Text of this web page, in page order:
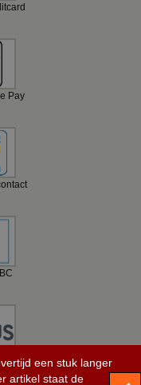
Pay
een stuk langer
artikel staat de